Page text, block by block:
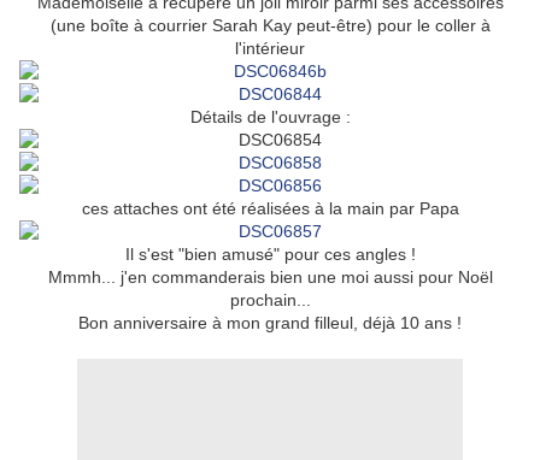
(une boîte à courrier Sarah Kay peut-être) pour le coller à
l'intérieur
Détails de l'ouvrage :
ces attaches ont été réalisées à la main par Papa
Il s'est "bien amusé" pour ces angles !
Mmmh... j'en commanderais bien une moi aussi pour Noël
prochain...
Bon anniversaire à mon grand filleul, déjà 10 ans !